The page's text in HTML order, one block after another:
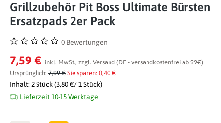
Grillzubehör Pit Boss Ultimate Bürsten
Ersatzpads 2er Pack
Durchschnittliche Bewertung von 0 von 5 Sternen
0 Bewertungen
7,59 € inkl. MwSt., zzgl. Versand (DE - versandkostenfrei ab 99€)
Ursprünglich: 7,99 € Sie sparen: 0,40 €
Inhalt: 2 Stück(3,80 €/ 1 Stück)
Lieferzeit 10-15 Werktage